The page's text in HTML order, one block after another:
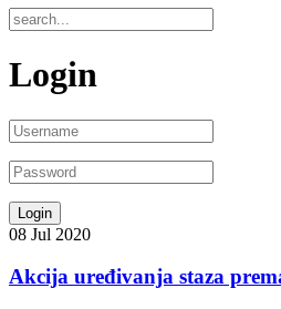
Login
08 Jul 2020
Akcija uređivanja staza